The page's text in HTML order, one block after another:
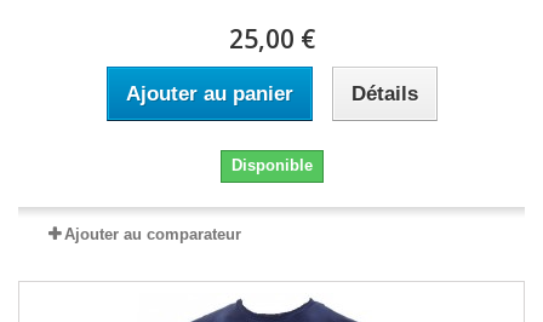
25,00 €
Ajouter au panier Détails
Disponible
Ajouter au comparateur